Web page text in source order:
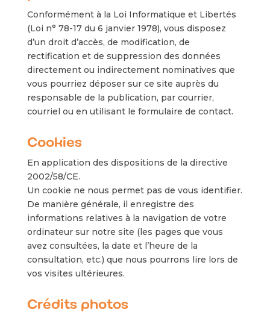
Conformément à la Loi Informatique et Libertés
(Loi n° 78-17 du 6 janvier 1978), vous disposez
d’un droit d’accès, de modification, de
rectification et de suppression des données
directement ou indirectement nominatives que
vous pourriez déposer sur ce site auprès du
responsable de la publication, par courrier,
courriel ou en utilisant le formulaire de contact.
Cookies
En application des dispositions de la directive
2002/58/CE.
Un cookie ne nous permet pas de vous identifier.
De manière générale, il enregistre des
informations relatives à la navigation de votre
ordinateur sur notre site (les pages que vous
avez consultées, la date et l’heure de la
consultation, etc.) que nous pourrons lire lors de
vos visites ultérieures.
Crédits photos